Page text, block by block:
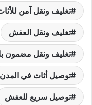
تغليف ونقل آمن
تغليف ونقل العفش
تغليف ونقل مضمون
توصيل أثاث في المدن
توصيل سريع للعفش